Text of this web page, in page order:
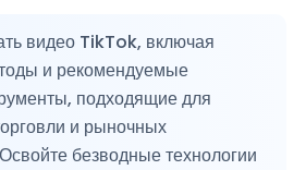
видео TikTok, включая
и рекомендуемые
подходящие для
и рыночных
безводные технологии